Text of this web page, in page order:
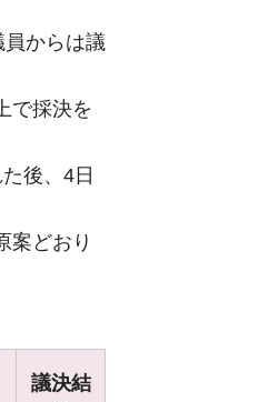
からは議
で採決を
後、4日
案どおり
議決結